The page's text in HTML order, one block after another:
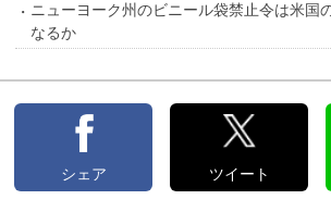
ニューヨーク州のビニール袋禁止令は米国
なるか
シェア ツイート